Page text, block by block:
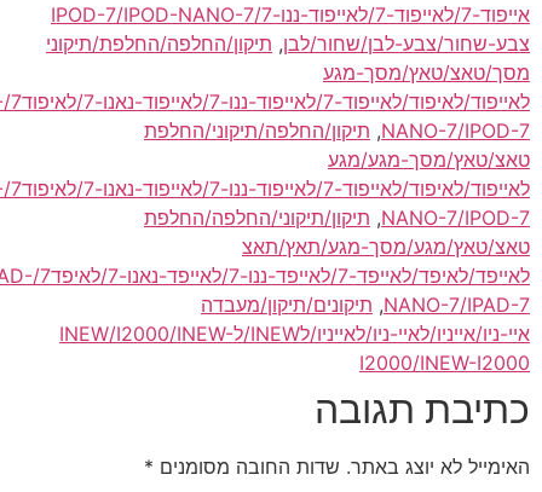
אייפוד-7/לאייפוד-7/לאייפוד-ננו-7/IPOD-7/IPOD-NANO-7
לבן/שחור/לבן,תיקון/החלפה/החלפת/תיקוני
מסך-מגע
לאייפוד/לאיפוד/לאייפוד-7/לאייפוד-ננו-7/לאייפוד-נאנו-7/לאיפוד7/IPOD/IPOD-
,תיקון/החלפה/תיקוני/החלפת
מגע/מגע
לאייפוד/לאיפוד/לאייפוד-7/לאייפוד-ננו-7/לאייפוד-נאנו-7/לאיפוד7/IPOD/IPOD-
,תיקון/תיקוני/החלפה/החלפת
מסך-מגע/תאץ/תאצ
לאייפד/לאיפד/לאייפד-7/לאייפד-ננו-7/לאייפד-נאנו-7/לאיפד7/IPAD/IPAD-
,תיקונים/תיקון/מעבדה
איי-ניו/אייניו/לאיי-ניו/לאייניו/לINEW/לINEW/I2000/INEW-
I2000/
תגובה
יוצג באתר. שדות החובה מסומנים*